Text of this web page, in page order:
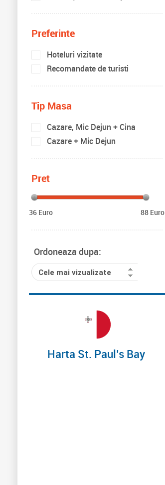
Preferinte
Hoteluri vizitate
Recomandate de turisti
Tip Masa
Cazare, Mic Dejun + Cina
Cazare + Mic Dejun
Pret
36 Euro 88 Euro
Ordoneaza dupa:
Cele mai vizualizate
Harta St. Paul’s Bay